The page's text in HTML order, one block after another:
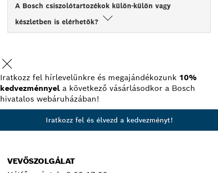
A Bosch csiszolótartozékok külön-külön vagy
készletben is elérhetők?
Iratkozz fel hírlevelünkre és megajándékozunk 10%
kedvezménnyel a következő vásárlásodkor a Bosch
hivatalos webáruházában!
Iratkozz fel és élvezd a kedvezményt!
VEVŐSZOLGÁLAT